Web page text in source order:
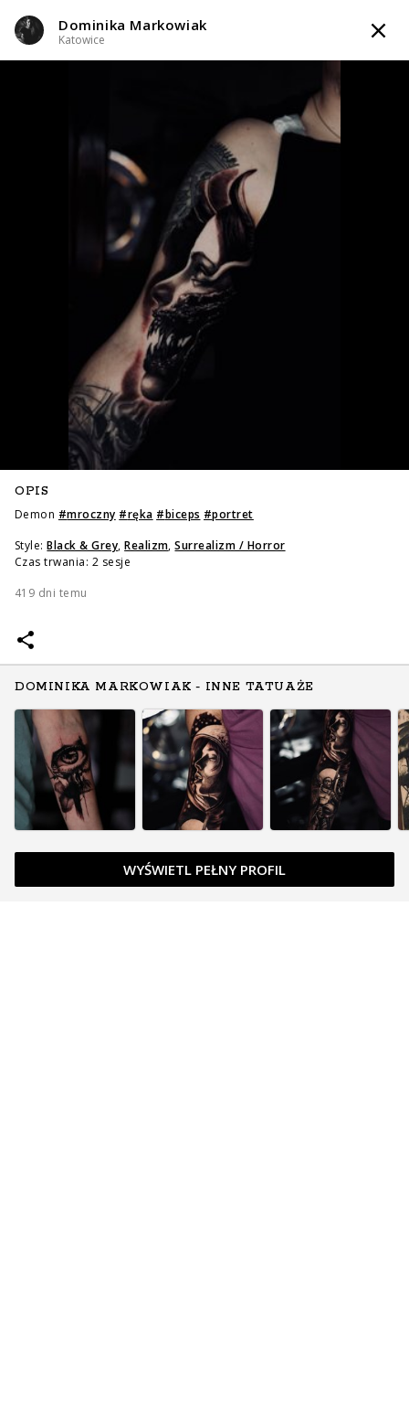
TATTOOARTIST
Dominika Markowiak
Katowice
Black & Grey / Graficzny / Sketch / Realizm / Surrealizm
/ Horror
WIADOMOŚĆ
WZORY INFO
Dominika Markowiak
Katowice
OPIS
Demon #mroczny #ręka #biceps #portret
Style: Black & Grey,Realizm,Surrealizm / Horror
Czas trwania: 2 sesje
419 dni temu
DOMINIKA MARKOWIAK - INNE TATUAŻE
WYŚWIETL PEŁNY PROFIL